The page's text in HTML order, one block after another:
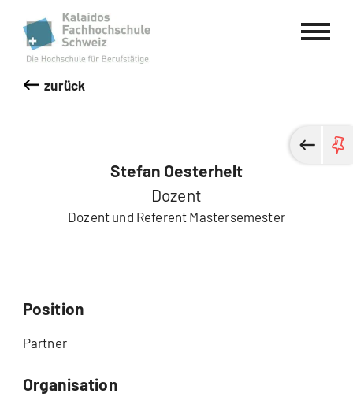
Kalaidos Fachhochschule Schweiz
zurück
Stefan Oesterhelt
Dozent
Dozent und Referent Mastersemester
Position
Partner
Organisation